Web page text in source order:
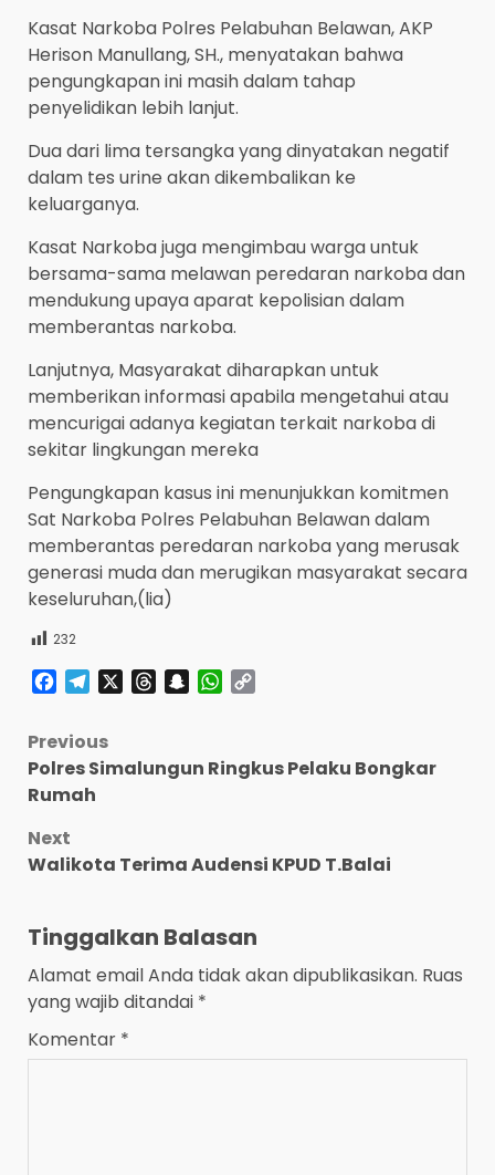
Kasat Narkoba Polres Pelabuhan Belawan, AKP
Herison Manullang, SH., menyatakan bahwa
pengungkapan ini masih dalam tahap
penyelidikan lebih lanjut.
Dua dari lima tersangka yang dinyatakan negatif
dalam tes urine akan dikembalikan ke
keluarganya.
Kasat Narkoba juga mengimbau warga untuk
bersama-sama melawan peredaran narkoba dan
mendukung upaya aparat kepolisian dalam
memberantas narkoba.
Lanjutnya, Masyarakat diharapkan untuk
memberikan informasi apabila mengetahui atau
mencurigai adanya kegiatan terkait narkoba di
sekitar lingkungan mereka
Pengungkapan kasus ini menunjukkan komitmen
Sat Narkoba Polres Pelabuhan Belawan dalam
memberantas peredaran narkoba yang merusak
generasi muda dan merugikan masyarakat secara
keseluruhan,(lia)
232
Facebook
TelegramThreadsSnapchatWhatsApp
Post
navigation
Previous
Polres Simalungun Ringkus Pelaku Bongkar
Rumah
Next
Walikota Terima Audensi KPUD T.Balai
Tinggalkan Balasan
Alamat email Anda tidak akan dipublikasikan. Ruas
yang wajib ditandai *
Komentar *